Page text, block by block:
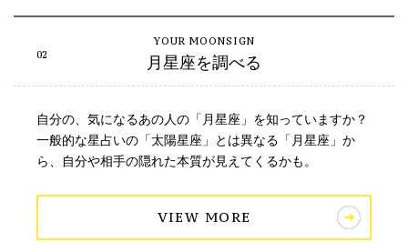
月星座を調べる
自分の、気になるあの人の「月星座」を知っていますか？
一般的な星占いの「太陽星座」とは異なる「月星座」か
ら、自分や相手の隠れた本質が見えてくるかも。
VIEW MORE